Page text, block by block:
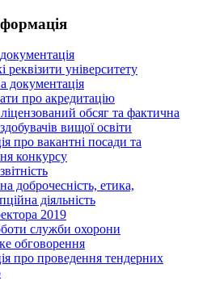
реквізити університету
документація
про акредитацію
ліцензований обсяг та фактична
здобувачів вищої освіти
про вакантні посади та
конкурсу
доброчесність, етика,
діяльність
2019
служби охорони
обговорення
про проведення тендерних